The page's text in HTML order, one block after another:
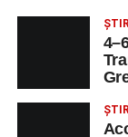
Ultimele
Femeie
spital